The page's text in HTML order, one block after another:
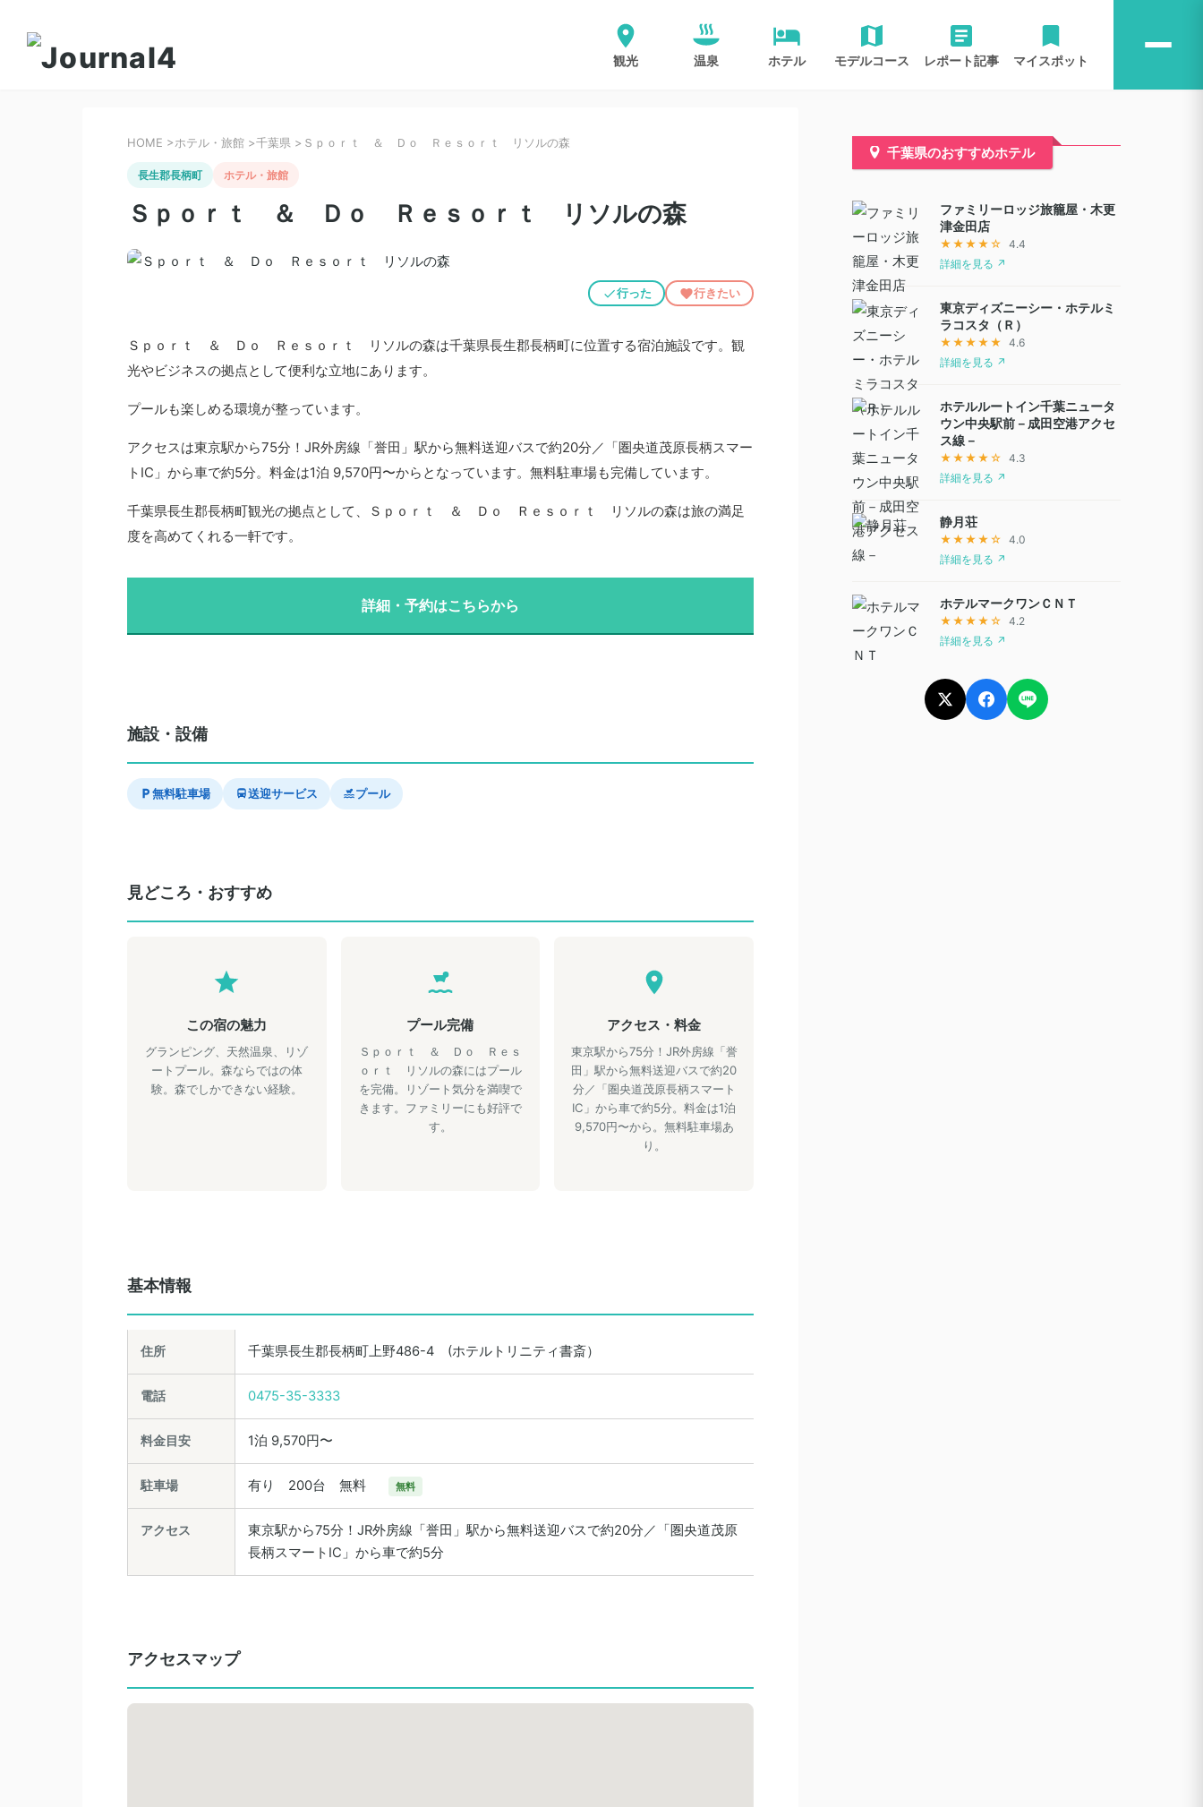
観光 温泉 ホテル モデルコース レポート記事 マイスポット
HOME >ホテル・旅館 >千葉県 > Ｓｐｏｒｔ ＆ Ｄｏ Ｒｅｓｏｒｔ リソルの森
長生郡長柄町 ホテル・旅館
Ｓｐｏｒｔ ＆ Ｄｏ Ｒｅｓｏｒｔ リソルの森
行った 行きたい
Ｓｐｏｒｔ ＆ Ｄｏ Ｒｅｓｏｒｔ リソルの森は千葉県長生郡長柄町に位置する宿泊施設です。観
光やビジネスの拠点として便利な立地にあります。
プールも楽しめる環境が整っています。
アクセスは東京駅から75分！JR外房線「誉田」駅から無料送迎バスで約20分／「圏央道茂原長柄スマー
トIC」から車で約5分。料金は1泊 9,570円〜からとなっています。無料駐車場も完備しています。
千葉県長生郡長柄町観光の拠点として、Ｓｐｏｒｔ ＆ Ｄｏ Ｒｅｓｏｒｔ リソルの森は旅の満足
度を高めてくれる一軒です。
詳細・予約はこちらから
施設・設備
無料駐車場 送迎サービス プール
見どころ・おすすめ
この宿の魅力
グランピング、天然温泉、リゾ
ートプール。森ならではの体
験。森でしかできない経験。
プール完備
Ｓｐｏｒｔ ＆ Ｄｏ Ｒｅｓ
ｏｒｔ リソルの森にはプール
を完備。リゾート気分を満喫で
きます。ファミリーにも好評で
す。
アクセス・料金
東京駅から75分！JR外房線「誉
田」駅から無料送迎バスで約20
分／「圏央道茂原長柄スマート
IC」から車で約5分。料金は1泊
9,570円〜から。無料駐車場あ
り。
基本情報
住所 千葉県長生郡長柄町上野486-4 (ホテルトリニティ書斎）
電話 0475-35-3333
料金目安 1泊 9,570円〜
駐車場 有り 200台 無料 無料
アクセス
東京駅から75分！JR外房線「誉田」駅から無料送迎バスで約20分／「圏央道茂原
長柄スマートIC」から車で約5分
アクセスマップ
千葉県のおすすめホテル
ファミリーロッジ旅籠屋・木更
津金田店
★★★★☆ 4.4
詳細を見る ↗
東京ディズニーシー・ホテルミ
ラコスタ（Ｒ）
★★★★★ 4.6
詳細を見る ↗
ホテルルートイン千葉ニュータ
ウン中央駅前－成田空港アクセ
ス線－
★★★★☆ 4.3
詳細を見る ↗
静月荘
★★★★☆ 4.0
詳細を見る ↗
ホテルマークワンＣＮＴ
★★★★☆ 4.2
詳細を見る ↗